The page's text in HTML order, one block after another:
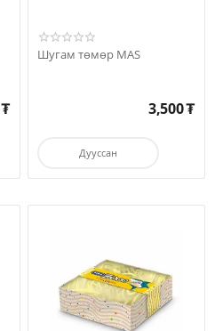
₮
Шугам төмөр MAS
3,500₮
Дууссан